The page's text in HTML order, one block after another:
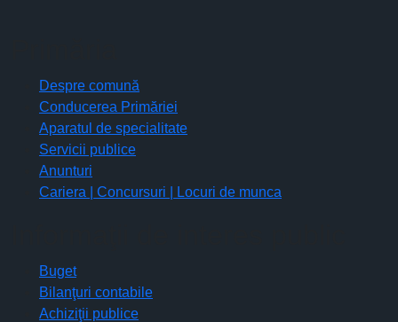
Despre comună
Conducerea Primăriei
Aparatul de specialitate
Servicii publice
Anunturi
Cariera | Concursuri | Locuri de munca
Buget
Bilanţuri contabile
Achiziţii publice